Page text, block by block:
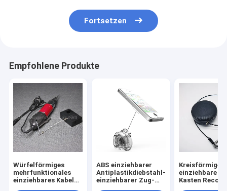
Fortsetzen
Empfohlene Produkte
Würfelförmiges
mehrfunktionales
einziehbares Kabel
ABS einziehbarer
Antiplastikdiebstahl-
einziehbarer Zug-
Kreisförmige
einziehbare
Kasten